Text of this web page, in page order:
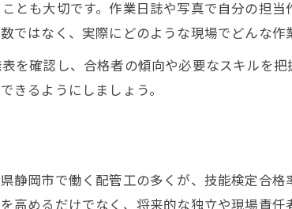
とも大切です。作業日誌や写真で自分の担当
はなく、実際にどのような現場でどんな作
を確認し、合格者の傾向や必要なスキルを
きるようにしましょう。
静岡市で働く配管工の多くが、技能検定合
めるだけでなく、将来的な独立や現場責任